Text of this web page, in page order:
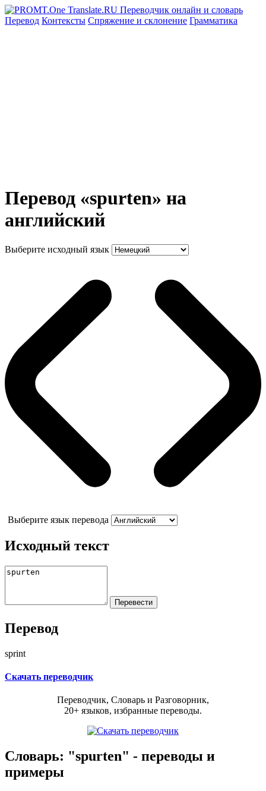
Перевод Контексты Спряжение и склонение Грамматика
Перевод «spurten» на
английский
Выберите исходный язык
Выберите язык перевода
Исходный текст
Перевод
sprint
Скачать переводчик
Переводчик, Словарь и Разговорник,
20+ языков, избранные переводы.
Словарь: "spurten" - переводы и
примеры